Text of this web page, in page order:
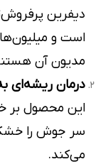
دیفرین
است و
مدیون آن
درمان ریشه‌ای
این محصول
سر جوش را
می‌کند.